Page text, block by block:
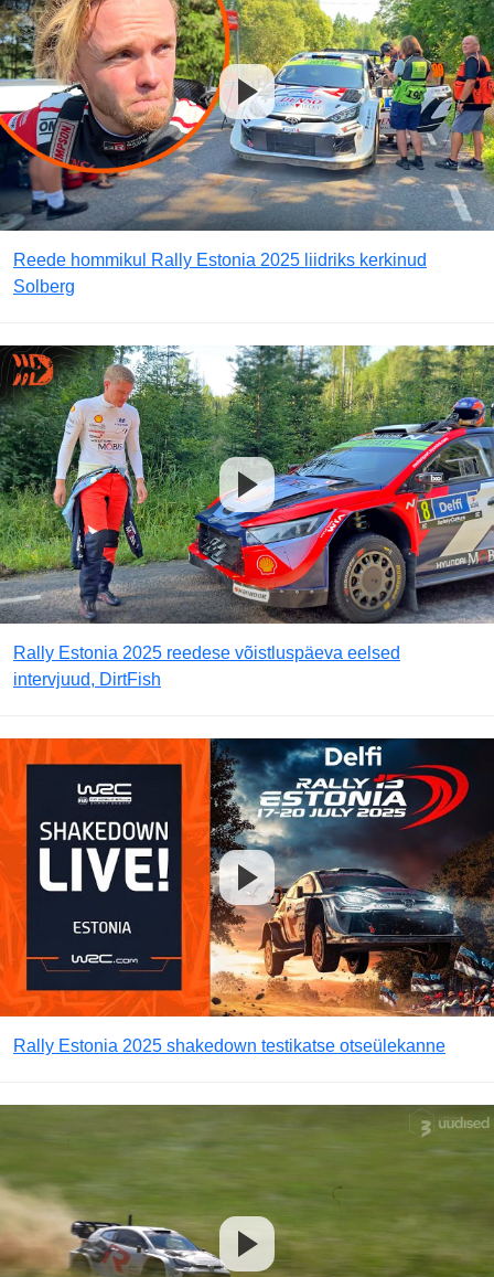
Reede hommikul Rally Estonia 2025 liidriks kerkinud
Solberg
Rally Estonia 2025 reedese võistluspäeva eelsed
intervjuud, DirtFish
Rally Estonia 2025 shakedown testikatse otseülekanne